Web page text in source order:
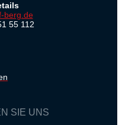
berg.de
55 112
SIE UNS